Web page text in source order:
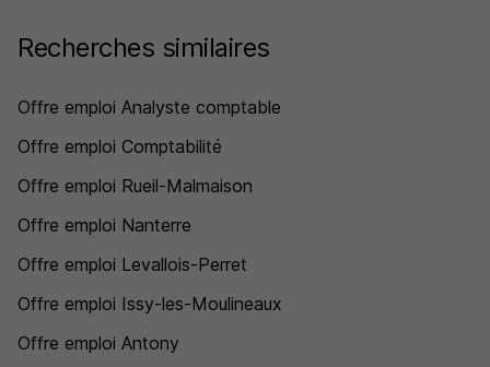
Recherches similaires
Offre emploi Analyste comptable
Offre emploi Comptabilité
Offre emploi Rueil-Malmaison
Offre emploi Nanterre
Offre emploi Levallois-Perret
Offre emploi Issy-les-Moulineaux
Offre emploi Antony